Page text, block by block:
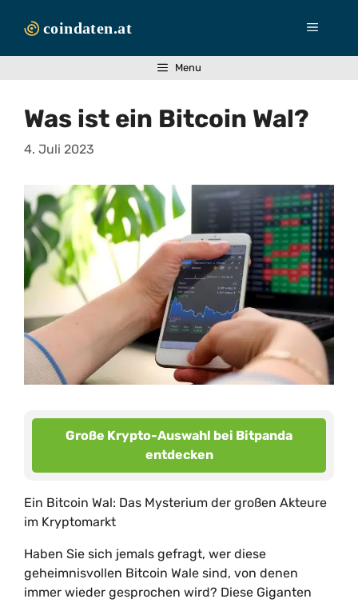
Inhalt
Menü
Menu
Was ist ein Bitcoin Wal?
4. Juli 2023
Große Krypto-Auswahl bei Bitpanda
entdecken
Ein Bitcoin Wal: Das Mysterium der großen Akteure
im Kryptomarkt
Haben Sie sich jemals gefragt, wer diese
geheimnisvollen Bitcoin Wale sind, von denen
immer wieder gesprochen wird? Diese Giganten